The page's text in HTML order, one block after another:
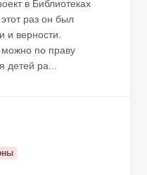
в Библиотеках
раз он был
верности.
можно по праву
детей ра...